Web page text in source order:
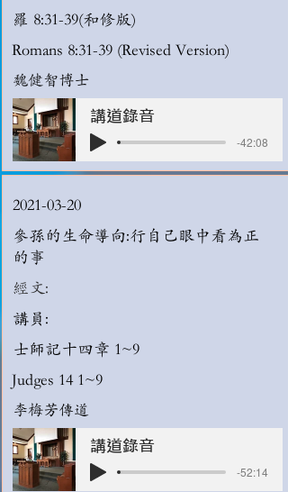
羅 8:31-39(和修版)
Romans 8:31-39 (Revised Version)
魏健智博士
講道錄音
-42:08
2021-03-20
參孫的生命導向:行自己眼中看為正
的事
經文:
講員:
士師記十四章 1~9
Judges 14 1~9
李梅芳傳道
講道錄音
-52:14